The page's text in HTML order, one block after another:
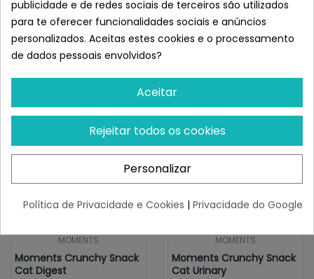
2.9g/100g
Semelhante a Mediterranean
Serrano Snacks Para Gatos Urinary
Pollo
MOMENTS
Moments Crunchy Snack
Cat Digest
MOMENTS
Moments Crunchy Snack
Cat Urinary
publicidade e de redes sociais de terceiros são utilizados
para te oferecer funcionalidades sociais e anúncios
personalizados. Aceitas estes cookies e o processamento
de dados pessoais envolvidos?
Aceitar
Rejeitar todos os cookies
Personalizar
Política de Privacidade e Cookies | Privacidade do Google